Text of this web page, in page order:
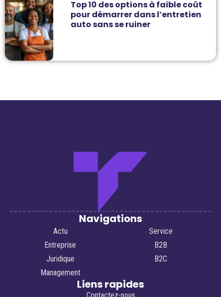
Top 10 des options à faible coût
pour démarrer dans l’entretien
auto sans se ruiner
Navigations
Actu
Entreprise
Juridique
Management
Service
B2B
B2C
Liens rapides
Contactez-nous